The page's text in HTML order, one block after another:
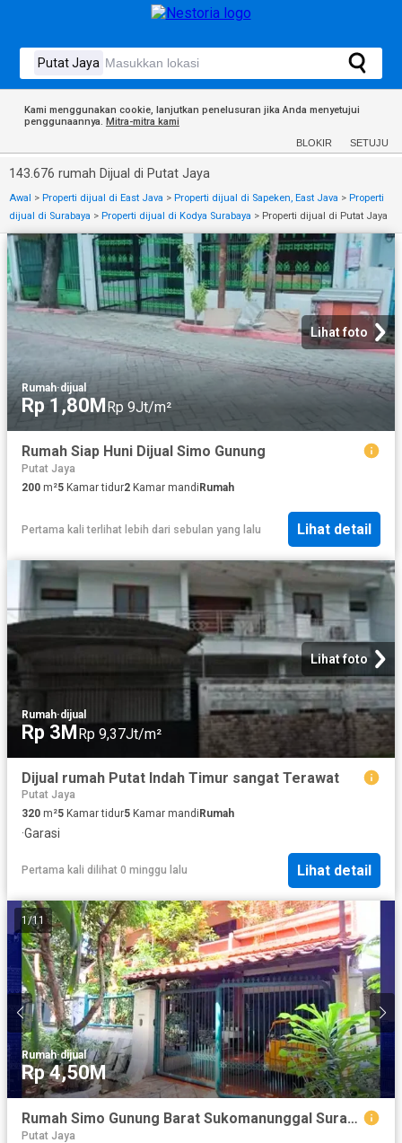
Kami menggunakan cookie, lanjutkan penelusuran jika Anda menyetujui
penggunaannya. Mitra-mitra kami
BLOKIR SETUJU
143.676 rumah Dijual di Putat Jaya
Awal > Properti dijual di East Java > Properti dijual di Sapeken, East Java > Properti
dijual di Surabaya > Properti dijual di Kodya Surabaya > Properti dijual di Putat Jaya
Lihat foto
Rumah·dijual
Rp 1,80MRp 9Jt/m²
Rumah Siap Huni Dijual Simo Gunung
Putat Jaya
200 m²5 Kamar tidur2 Kamar mandiRumah
Pertama kali terlihat lebih dari sebulan yang lalu Lihat detail
Lihat foto
Rumah·dijual
Rp 3MRp 9,37Jt/m²
Dijual rumah Putat Indah Timur sangat Terawat
Putat Jaya
320 m²5 Kamar tidur5 Kamar mandi Rumah
·Garasi
Pertama kali dilihat 0 minggu lalu Lihat detail
1/11
Rumah·dijual
Rp 4,50M
Rumah Simo Gunung Barat Sukomanunggal Surabaya dekat Dukuh Kupang Kupang Jaya Satelit
Putat Jaya